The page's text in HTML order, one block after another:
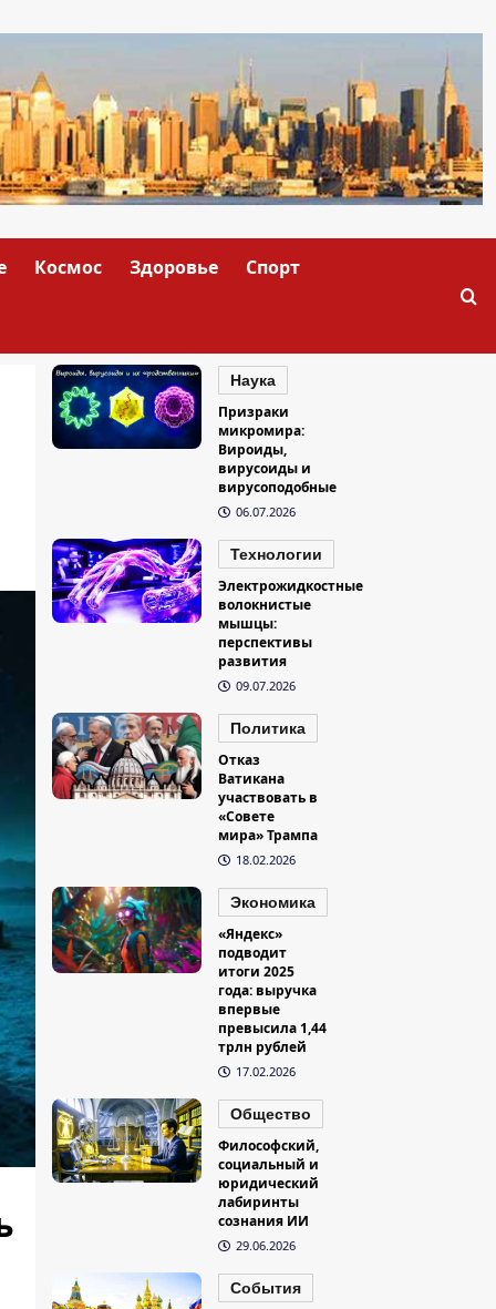
Космос Здоровье Спорт
Наука
Призраки
микромира:
Вироиды,
вирусоиды и
вирусоподобные
06.07.2026
Технологии
Электрожидкостные
волокнистые
мышцы:
перспективы
развития
09.07.2026
Политика
Отказ
Ватикана
участвовать в
«Совете
мира» Трампа
18.02.2026
Экономика
«Яндекс»
подводит
итоги 2025
года: выручка
впервые
превысила 1,44
трлн рублей
17.02.2026
Общество
Философский,
социальный и
юридический
лабиринты
сознания ИИ
29.06.2026
События